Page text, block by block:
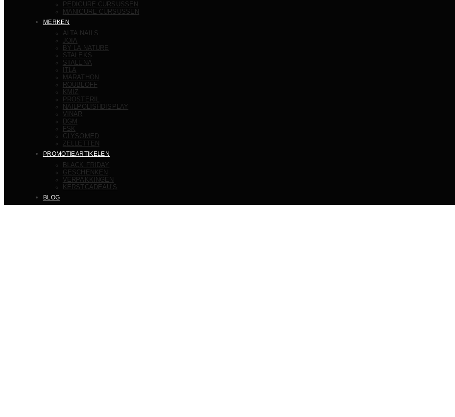
PEDICURE CURSUSSEN
MANICURE CURSUSSEN
MERKEN
ALTA NAILS
JOIA
BY LA NATURE
STALEKS
STALENA
ITLA
MARATHON
ROUBLOFF
KMIZ
PROSTERIL
NAILPOLISHDISPLAY
VINAR
DGM
FSK
GLYSOMED
ZELLETTEN
PROMOTIEARTIKELEN
BLACK FRIDAY
GESCHENKEN
VERPAKKINGEN
KERSTCADEAU’S
BLOG